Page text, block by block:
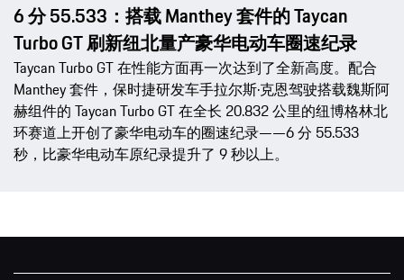
6 分 55.533：搭载 Manthey 套件的 Taycan
Turbo GT 刷新纽北量产豪华电动车圈速纪录
Taycan Turbo GT 在性能方面再一次达到了全新高度。配合
Manthey 套件，保时捷研发车手拉尔斯·克恩驾驶搭载魏斯阿
赫组件的 Taycan Turbo GT 在全长 20.832 公里的纽博格林北
环赛道上开创了豪华电动车的圈速纪录——6 分 55.533
秒，比豪华电动车原纪录提升了 9 秒以上。